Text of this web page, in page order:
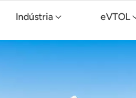
Indústria eVTOL